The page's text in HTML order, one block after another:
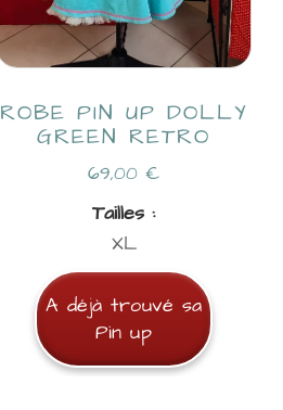
ROBE PIN UP DOLLY
GREEN RETRO
69,00 €
Tailles :
XL
A déjà trouvé sa
Pin up